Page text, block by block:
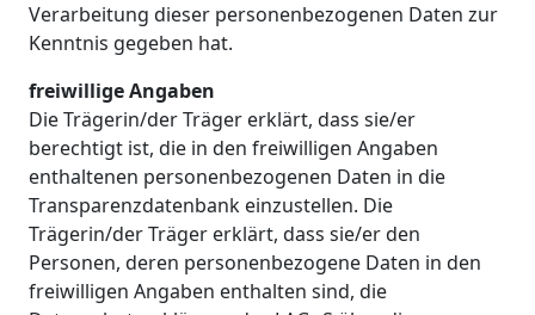
Verarbeitung dieser personenbezogenen Daten zur
Kenntnis gegeben hat.
freiwillige Angaben
Die Trägerin/der Träger erklärt, dass sie/er
berechtigt ist, die in den freiwilligen Angaben
enthaltenen personenbezogenen Daten in die
Transparenzdatenbank einzustellen. Die
Trägerin/der Träger erklärt, dass sie/er den
Personen, deren personenbezogene Daten in den
freiwilligen Angaben enthalten sind, die